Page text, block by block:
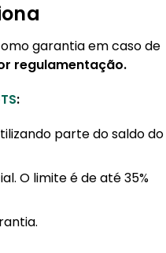
garantia em caso de
regulamentação.
:
parte do saldo do
O limite é de até 35%